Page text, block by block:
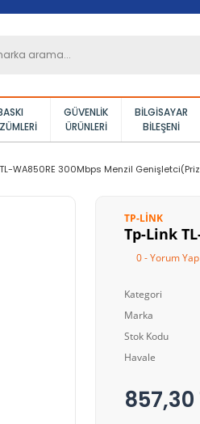
GÜVENLIK
ÜRÜNLERI
BILGISAYAR
BILEŞENI
WA850RE 300Mbps Menzil
TP-LINK
Tp-Link
0 - Yorum Yap
Kategori
Marka
Stok Kodu
Havale
857,30